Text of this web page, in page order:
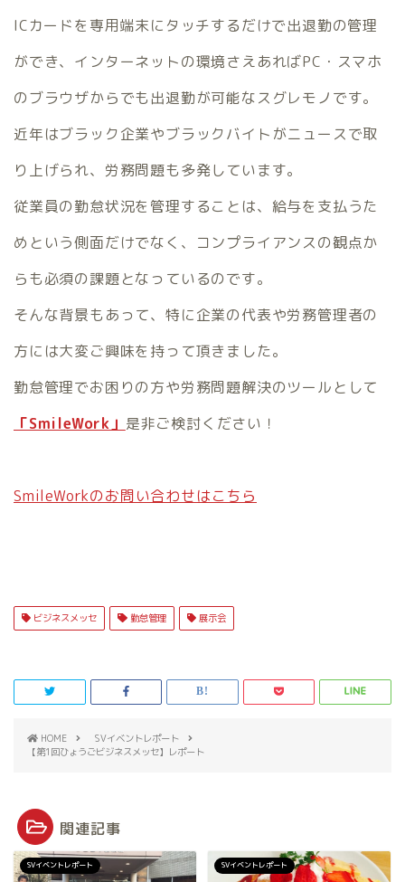
ICカードを専用端末にタッチするだけで出退勤の管理
ができ、インターネットの環境さえあればPC・スマホ
のブラウザからでも出退勤が可能なスグレモノです。
近年はブラック企業やブラックバイトがニュースで取
り上げられ、労務問題も多発しています。
従業員の勤怠状況を管理することは、給与を支払うた
めという側面だけでなく、コンプライアンスの観点か
らも必須の課題となっているのです。
そんな背景もあって、特に企業の代表や労務管理者の
方には大変ご興味を持って頂きました。
勤怠管理でお困りの方や労務問題解決のツールとして
「SmileWork」 是非ご検討ください！
SmileWorkのお問い合わせはこちら
ビジネスメッセ 勤怠管理 展示会
HOME
SVイベントレポート
【第1回ひょうごビジネスメッセ】レポート
関連記事
SVイベントレポート SVイベントレポート